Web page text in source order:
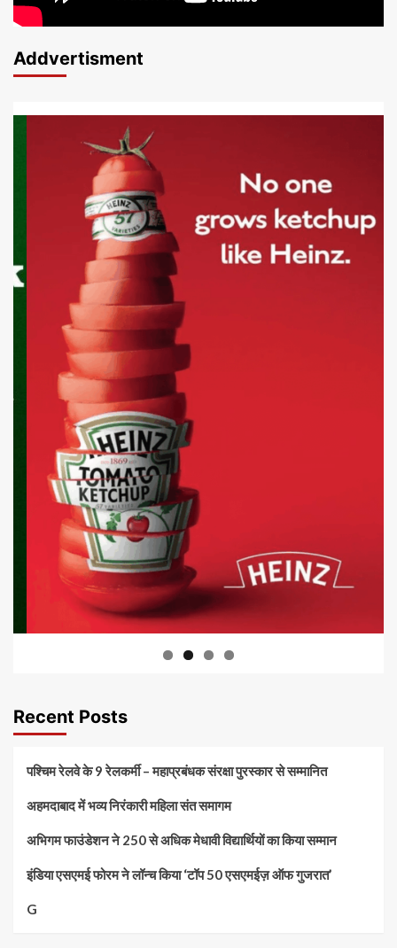
Addvertisment
Recent Posts
पश्चिम रेलवे के 9 रेलकर्मी – महाप्रबंधक संरक्षा पुरस्कार से सम्मानित
अहमदाबाद में भव्य निरंकारी महिला संत समागम
अभिगम फाउंडेशन ने 250 से अधिक मेधावी विद्यार्थियों का किया सम्मान
इंडिया एसएमई फोरम ने लॉन्च किया ‘टॉप 50 एसएमईज़ ऑफ गुजरात’
G